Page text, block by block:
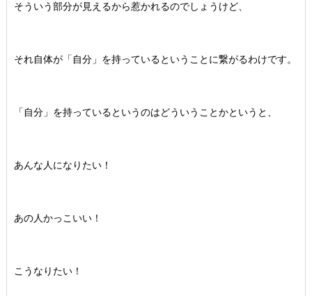
そういう部分が見えるから惹かれるのでしょうけど、
それ自体が「自分」を持っているということに繋がるわけです。
「自分」を持っているというのはどういうことかというと、
あんな人になりたい！
あの人かっこいい！
こうなりたい！